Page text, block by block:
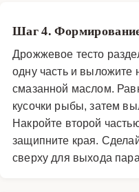
Шаг 4.
Дрожжевое тесто
одну часть и
смазанной маслом.
кусочки рыбы, затем
Накройте второй
защипните края.
сверху для выхода